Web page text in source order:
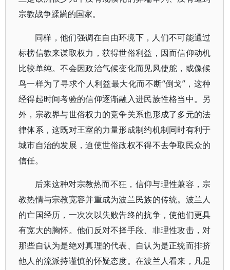
宗教战争蹂躏的国家。
同样，他们强调在自由环境下，人们不可能通过
标榜信教来谋取权力，获得世俗利益，因而信仰动机
比较单纯。不会因政治气候变化而见风使舵，或像候
鸟一样为了寻求个人利益最大化而不断“倒戈”，这种
经得起时间考验的信仰逐渐融入进民族性格当中。另
外，宗教界与世俗权力的竞争关系也形成了多元的法
律体系，这既对王室的力量形成制约机制同时有利于
城市自治的发展，迫使世俗政权不得不去争取民众的
信任。
后来这种对宗教热而不狂，信仰与理性兼容，宗
教热情与宗教宽容并重成为波兰民族的传统。波兰人
的亡国经历，一次次以失败告终的抗争，使他们更具
有宽大的胸怀。他们反对不择手段、非理性攻击，对
那些自认为是绝对真理的代表、自认为是正统而排挤
他人的流派持谨慎的怀疑态度。在波兰人看来，凡是